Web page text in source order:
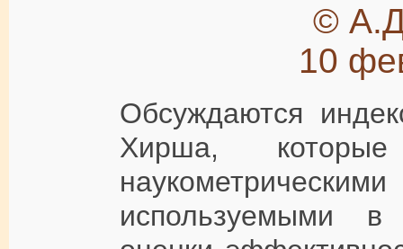
©
10
Обсуждаются
Хирша,
используемыми